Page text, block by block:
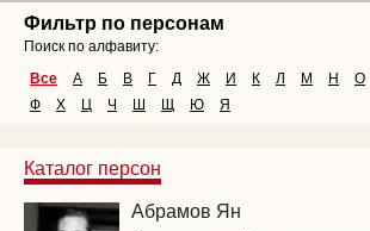
Фильтр по персонам
Поиск по алфавиту:
Все
А Б В Г Д Ж И К Л М Н О
Ф
Х Ц Ч Ш Щ Ю Я
Каталог персон
Абрамов Ян